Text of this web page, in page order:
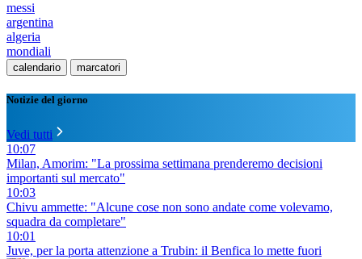
messi
argentina
algeria
mondiali
calendario marcatori
Notizie del giorno
Vedi tutti
10:07
Milan, Amorim: "La prossima settimana prenderemo decisioni
importanti sul mercato"
10:03
Chivu ammette: "Alcune cose non sono andate come volevamo,
squadra da completare"
10:01
Juve, per la porta attenzione a Trubin: il Benfica lo mette fuori